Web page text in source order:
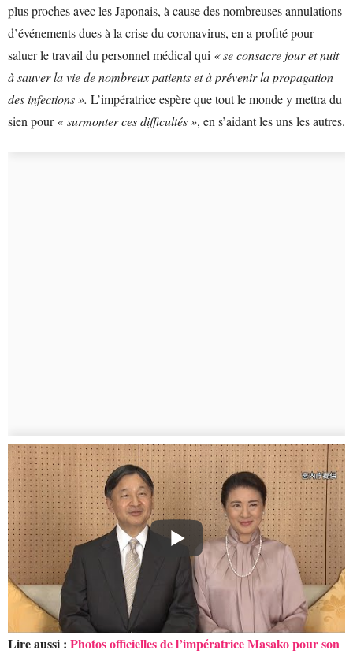
plus proches avec les Japonais, à cause des nombreuses annulations
d’événements dues à la crise du coronavirus, en a profité pour
saluer le travail du personnel médical qui « se consacre jour et nuit
à sauver la vie de nombreux patients et à prévenir la propagation
des infections ». L’impératrice espère que tout le monde y mettra du
sien pour« surmonter ces difficultés », en s’aidant les uns les autres.
Lire aussi : Photos officielles de l’impératrice Masako pour son